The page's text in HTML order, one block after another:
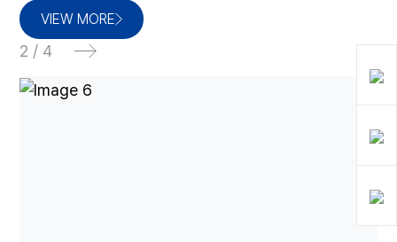
VIEW MORE
3 / 4